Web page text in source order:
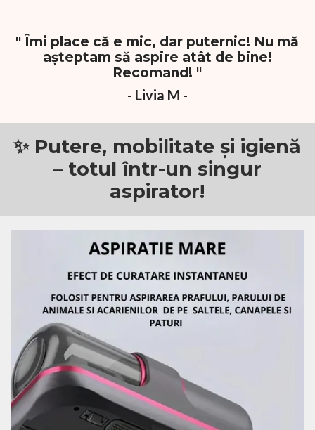
" Îmi place că e mic, dar puternic! Nu mă
așteptam să aspire atât de bine!
Recomand! "
- Livia M -
✨ Putere, mobilitate și igienă
– totul într-un singur
aspirator!